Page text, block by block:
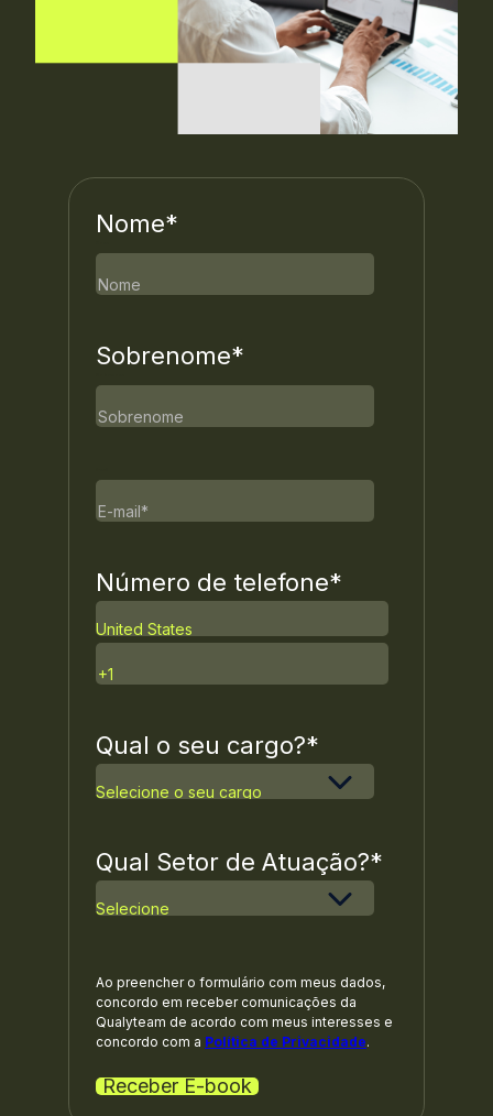
Nome*
Sobrenome*
Número de telefone*
Qual o seu cargo?*
Qual Setor de Atuação?*
Ao preencher o formulário com meus dados,
concordo em receber comunicações da
Qualyteam de acordo com meus interesses e
concordo com a Política de Privacidade.